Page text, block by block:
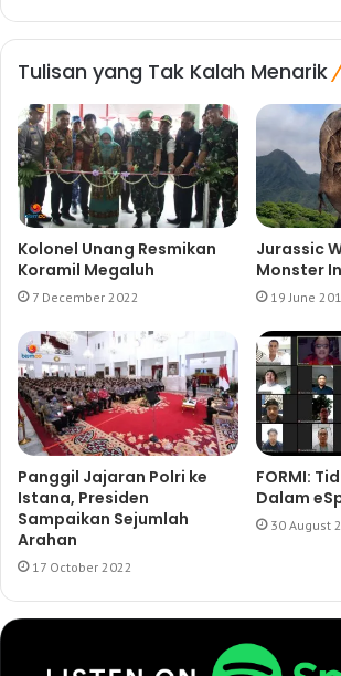
Tulisan yang Tak Kalah Menarik
Kolonel Unang Resmikan
Koramil Megaluh
7 December 2022
Jurassic
Monster
19 June
Panggil Jajaran Polri ke
Istana, Presiden
Sampaikan Sejumlah
Arahan
17 October 2022
FORMI:
Dalam
30 August